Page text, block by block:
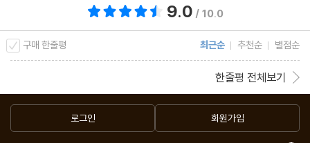
9.0 / 10.0
구매 한줄평 최근순 추천순 별점순
한줄평 전체보기
로그인 회원가입